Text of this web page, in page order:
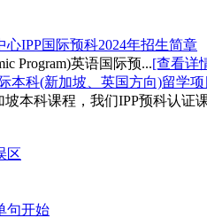
心IPP国际预科2024年招生简章
Program)英语国际预...[查看详
本科(新加坡、英国方向)留学
本科课程，我们IPP预科认证
区
句开始